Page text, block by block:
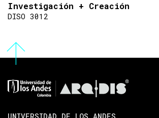
Investigación + Creación
DISO 3012